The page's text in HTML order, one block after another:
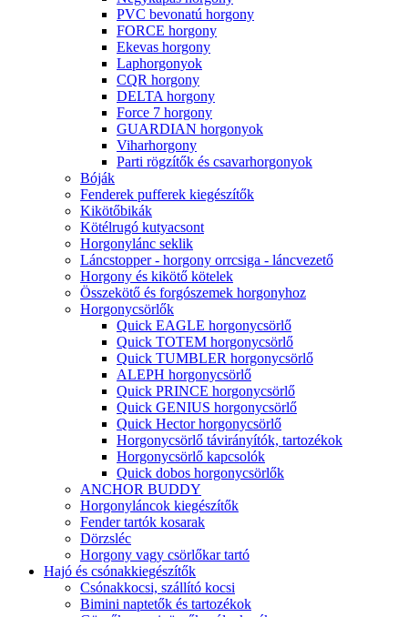
PVC bevonatú horgony
FORCE horgony
Ekevas horgony
Laphorgonyok
CQR horgony
DELTA horgony
Force 7 horgony
GUARDIAN horgonyok
Viharhorgony
Parti rögzítők és csavarhorgonyok
Bóják
Fenderek pufferek kiegészítők
Kikötőbikák
Kötélrugó kutyacsont
Horgonylánc seklik
Láncstopper - horgony orrcsiga - láncvezető
Horgony és kikötő kötelek
Összekötő és forgószemek horgonyhoz
Horgonycsörlők
Quick EAGLE horgonycsörlő
Quick TOTEM horgonycsörlő
Quick TUMBLER horgonycsörlő
ALEPH horgonycsörlő
Quick PRINCE horgonycsörlő
Quick GENIUS horgonycsörlő
Quick Hector horgonycsörlő
Horgonycsörlő távirányítók, tartozékok
Horgonycsörlő kapcsolók
Quick dobos horgonycsörlők
ANCHOR BUDDY
Horgonyláncok kiegészítők
Fender tartók kosarak
Dörzsléc
Horgony vagy csörlőkar tartó
Hajó és csónakkiegészítők
Csónakkocsi, szállító kocsi
Bimini naptetők és tartozékok